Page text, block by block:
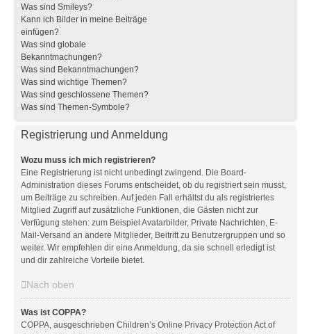
Was sind Smileys?
Kann ich Bilder in meine Beiträge
einfügen?
Was sind globale
Bekanntmachungen?
Was sind Bekanntmachungen?
Was sind wichtige Themen?
Was sind geschlossene Themen?
Was sind Themen-Symbole?
Registrierung und Anmeldung
Wozu muss ich mich registrieren?
Eine Registrierung ist nicht unbedingt zwingend. Die Board-
Administration dieses Forums entscheidet, ob du registriert sein musst,
um Beiträge zu schreiben. Auf jeden Fall erhältst du als registriertes
Mitglied Zugriff auf zusätzliche Funktionen, die Gästen nicht zur
Verfügung stehen: zum Beispiel Avatarbilder, Private Nachrichten, E-
Mail-Versand an andere Mitglieder, Beitritt zu Benutzergruppen und so
weiter. Wir empfehlen dir eine Anmeldung, da sie schnell erledigt ist
und dir zahlreiche Vorteile bietet.
Nach oben
Was ist COPPA?
COPPA, ausgeschrieben Children’s Online Privacy Protection Act of